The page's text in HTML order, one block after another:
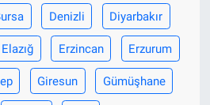
Denizli Diyarbakır
Elazığ Erzincan Erzurum
Giresun Gümüşhane